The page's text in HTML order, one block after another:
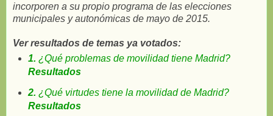
incorporen a su propio programa de las elecciones
municipales y autonómicas de mayo de 2015.
Ver resultados de temas ya votados:
1. ¿Qué problemas de movilidad tiene Madrid?
Resultados
2. ¿Qué virtudes tiene la movilidad de Madrid?
Resultados